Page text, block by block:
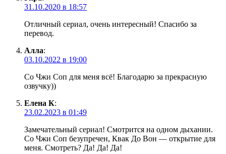
31.10.2020 в 18:57
Отличный сериал, очень интересный! Спасибо за
перевод.
Алла:
03.10.2022 в 19:00
Со Чжи Соп для меня всё! Благодарю за прекрасную
озвучку))
Елена К:
23.02.2023 в 01:49
Замечательный сериал! Смотрится на одном дыхании.
Со Чжи Соп безупречен, Квак До Вон — открытие для
меня. Смотреть? Да! Да! Да!